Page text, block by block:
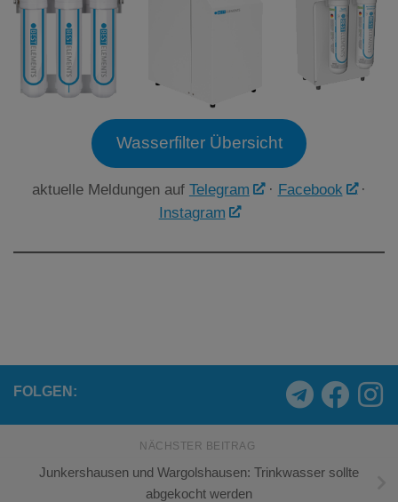
Wasserfilter Übersicht
aktuelle Meldungen auf Telegram · Facebook
·
Instagram
FOLGEN:
NÄCHSTER BEITRAG
Junkershausen und Wargolshausen: Trinkwasser sollte
abgekocht werden